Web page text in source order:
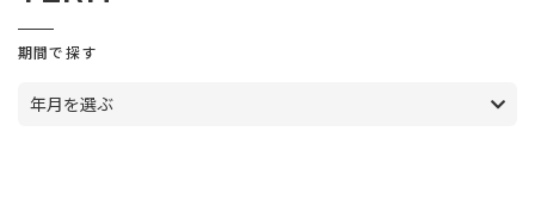
期間で探す
年月を選ぶ